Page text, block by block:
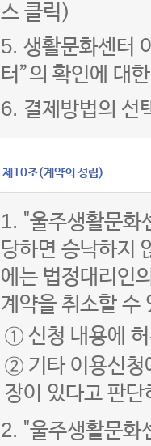
스 클릭)
5. 생활문화센터
터”의 확인에 대
6. 결제방법의 선
제10조(계약의 성립)
1. "울주생활문화
당하면 승낙하지
에는 법정대리인
계약을 취소할 수
① 신청 내용에
② 기타 이용신청
장이 있다고 판단
2. "울주생활문화